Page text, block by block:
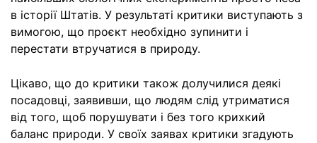
в історії Штатів. У результаті критики виступають з
вимогою, що проєкт необхідно зупинити і
перестати втручатися в природу.
Цікаво, що до критики також долучилися деякі
посадовці, заявивши, що людям слід утриматися
від того, щоб порушувати і без того крихкий
баланс природи. У своїх заявах критики згадують